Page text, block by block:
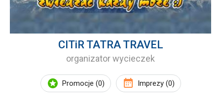
CITiR TATRA TRAVEL
organizator wycieczek
Promocje (0) Imprezy (0)